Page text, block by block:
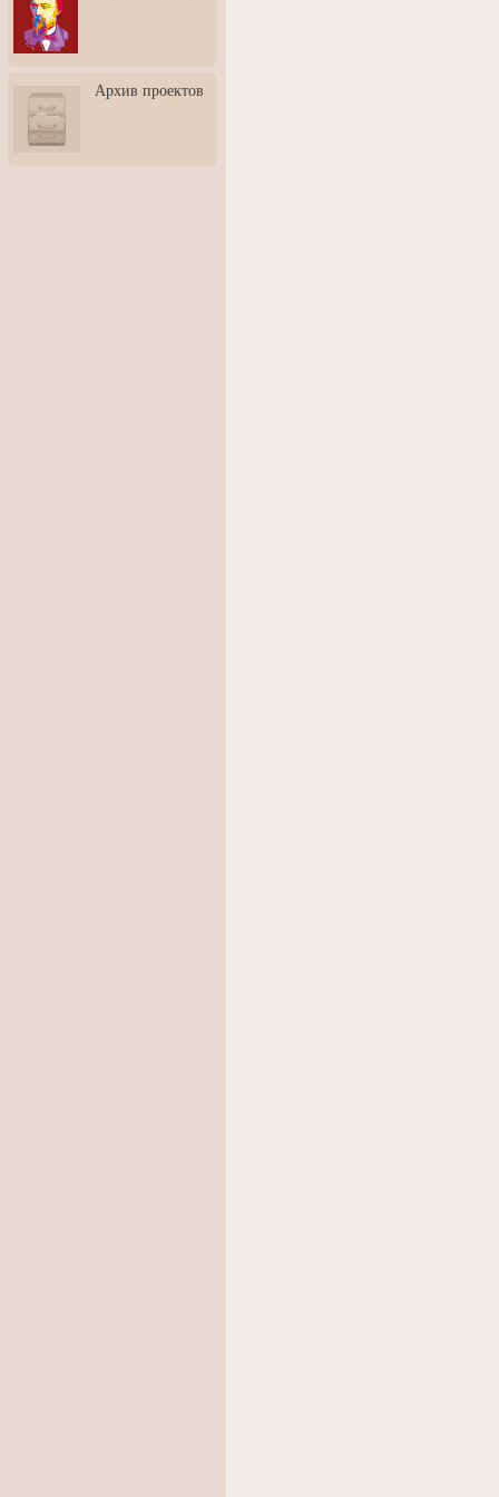
3: Обусловленности
человека и их влияние на
карьеру
скульптором Дмитрием
Тугариновым
АртБульвар в День города
Архив проектов